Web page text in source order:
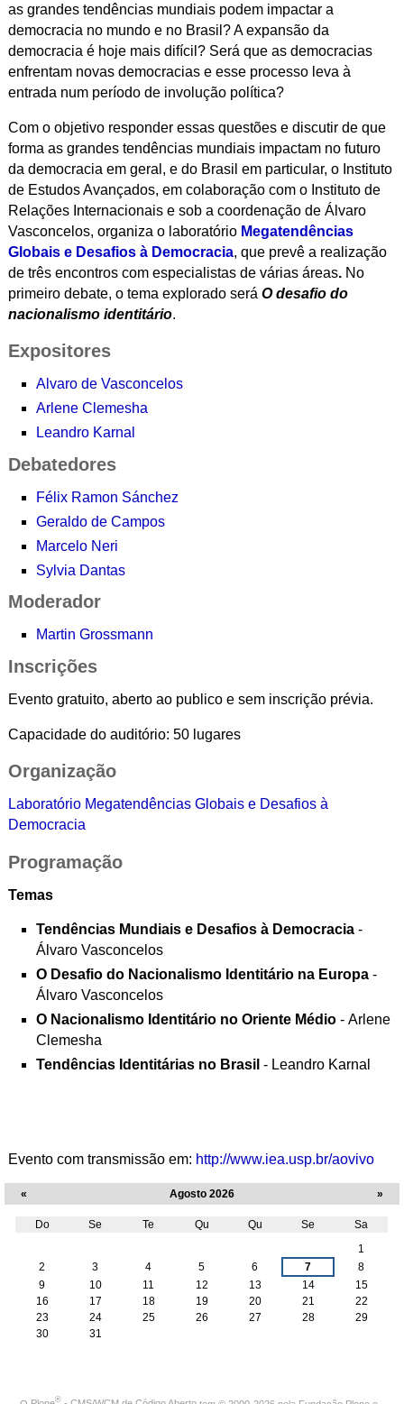
as grandes tendências mundiais podem impactar a
democracia no mundo e no Brasil? A expansão da
democracia é hoje mais difícil? Será que as democracias
enfrentam novas democracias e esse processo leva à
entrada num período de involução política?
Com o objetivo responder essas questões e discutir de que
forma as grandes tendências mundiais impactam no futuro
da democracia em geral, e do Brasil em particular, oInstituto
de Estudos Avançados, em colaboração com o Instituto de
Relações Internacionaise sob a coordenação de Álvaro
Vasconcelos, organiza o laboratório Megatendências
Globais e Desafios à Democracia, que prevê a realização
de três encontros com especialistas de várias áreas. No
primeiro debate, o tema explorado será O desafio do
nacionalismo identitário.
Expositores
Alvaro de Vasconcelos
Arlene Clemesha
Leandro Karnal
Debatedores
Félix Ramon Sánchez
Geraldo de Campos
Marcelo Neri
Sylvia Dantas
Moderador
Martin Grossmann
Inscrições
Evento gratuito, aberto ao publico e sem inscrição prévia.
Capacidade do auditório: 50 lugares
Organização
Laboratório Megatendências Globais e Desafios à
Democracia
Programação
Temas
Tendências Mundiais e Desafios à Democracia -
Álvaro Vasconcelos
O Desafio do Nacionalismo Identitário na Europa -
Álvaro Vasconcelos
O Nacionalismo Identitário no Oriente Médio - Arlene
Clemesha
Tendências Identitárias no Brasil- Leandro Karnal
Evento com transmissão em: http://www.iea.usp.br/aovivo
« Agosto 2026 »
Do Se Te Qu Qu Se
Sa
1
2
3 4 5 6 7
8
9
10 11 12 13 14
15
16
17 18 19 20 21
22
23
24 25 26 27 28
29
30
31
®